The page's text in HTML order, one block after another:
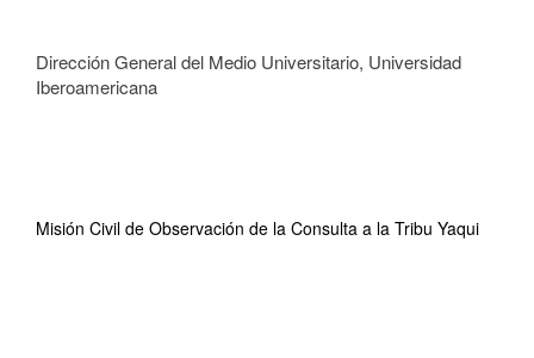
Dirección General del Medio Universitario, Universidad
Iberoamericana
Misión Civil de Observación de la Consulta a la Tribu Yaqui